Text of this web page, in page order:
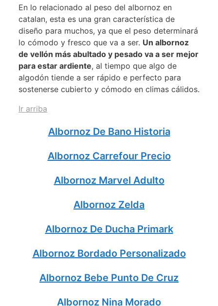
En lo relacionado al peso del albornoz en
catalan, esta es una gran característica de
diseño para muchos, ya que el peso determinará
lo cómodo y fresco que va a ser. Un albornoz
de vellón más abultado y pesado va a ser mejor
para estar ardiente, al tiempo que algo de
algodón tiende a ser rápido e perfecto para
sostenerse cubierto y cómodo en climas cálidos.
Ir arriba
Albornoz De Bano Historia
Albornoz Carrefour Precio
Albornoz Marvel Adulto
Albornoz Zelda
Albornoz De Ducha Primark
Albornoz Bordado Personalizado
Albornoz Bebe Punto De Cruz
Albornoz Nina Morado